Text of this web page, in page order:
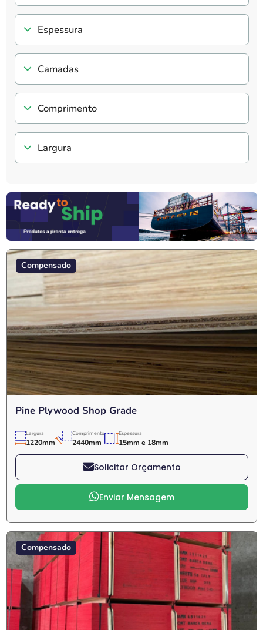
Espessura
Camadas
Comprimento
Largura
Compensado
Pine Plywood Shop Grade
Largura
1220mm
Comprimento
2440mm
Espessura
15mm e 18mm
Solicitar Orçamento
Enviar Mensagem
Compensado